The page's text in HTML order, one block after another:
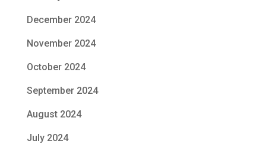
December 2024
November 2024
October 2024
September 2024
August 2024
July 2024